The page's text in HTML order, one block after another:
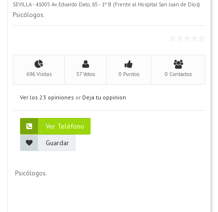
SEVILLA - 41005 Av. Eduardo Dato, 85 - 1º B (Frente al Hospital San Juan de Dios)
Psicólogos.
696 Visitas 57 Votos 0 Puntos 0 Contactos
Ver los 23 opiniones or Deja tu oppinion
Ver Teléfono
Guardar
Psicólogos.